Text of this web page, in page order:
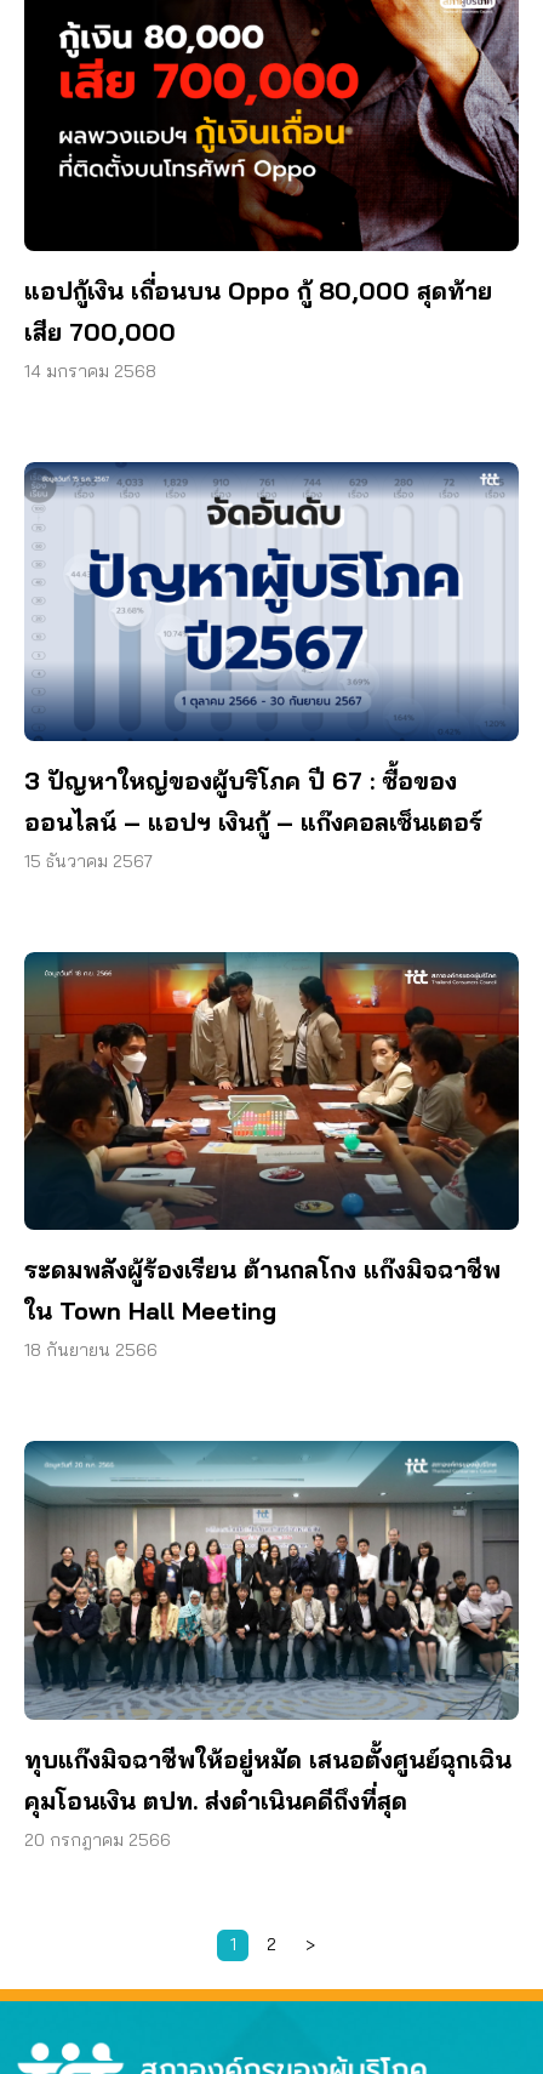
แอปกู้เงิน เถื่อนบน Oppo กู้ 80,000 สุดท้าย
เสีย 700,000
14 มกราคม 2568
3 ปัญหาใหญ่ของผู้บริโภค ปี 67 : ซื้อของ
ออนไลน์ – แอปฯ เงินกู้ – แก๊งคอลเซ็นเตอร์
15 ธันวาคม 2567
ระดมพลังผู้ร้องเรียน ต้านกลโกง แก๊งมิจฉาชีพ
ใน Town Hall Meeting
18 กันยายน 2566
ทุบแก๊งมิจฉาชีพให้อยู่หมัด เสนอตั้งศูนย์ฉุกเฉิน
คุมโอนเงิน ตปท. ส่งดำเนินคดีถึงที่สุด
20 กรกฎาคม 2566
1 2 >